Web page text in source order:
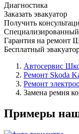
Диагностика
Заказать эвакуатор
Получить
Специализированный
Гарантия на ремонт
Бесплатный
Автосервис
Ремонт Skoda
Ремонт
Замена ремня
Примеры